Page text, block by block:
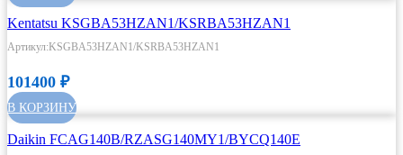
Kentatsu KSGBA53HZAN1/KSRBA53HZAN1
Артикул:KSGBA53HZAN1/KSRBA53HZAN1
101400 ₽
В КОРЗИНУ
Daikin FCAG140B/RZASG140MY1/BYCQ140E